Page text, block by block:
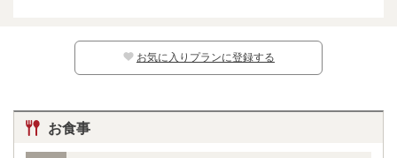
い日程ではお子様はご予約いただけません。
お気に入りプランに登録する
お食事